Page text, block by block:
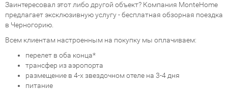
Заинтересовал этот либо другой объект? Компания MonteHome
предлагает эксклюзивную услугу - бесплатная обзорная поездка
в Черногорию.
Всем клиентам настроенным на покупку мы оплачиваем:
перелет в оба конца*
трансфер из аэропорта
размещение в 4-х звездочном отеле на 3-4 дня
питание